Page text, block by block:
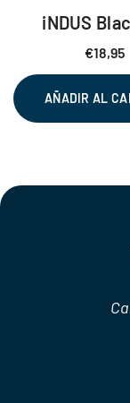
iNDUS
€18,95
AÑADIR AL